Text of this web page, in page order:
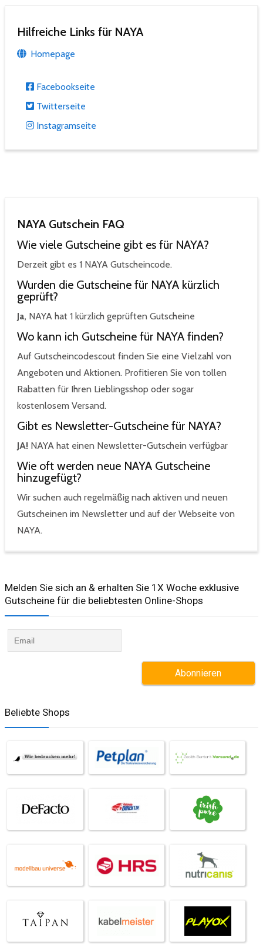
Hilfreiche Links für NAYA
Homepage
Facebookseite
Twitterseite
Instagramseite
NAYA Gutschein FAQ
Wie viele Gutscheine gibt es für NAYA?
Derzeit gibt es 1 NAYA Gutscheincode.
Wurden die Gutscheine für NAYA kürzlich
geprüft?
Ja, NAYA hat 1 kürzlich geprüften Gutscheine
Wo kann ich Gutscheine für NAYA finden?
Auf Gutscheincodescout finden Sie eine Vielzahl von
Angeboten und Aktionen. Profitieren Sie von tollen
Rabatten für Ihren Lieblingsshop oder sogar
kostenlosem Versand.
Gibt es Newsletter-Gutscheine für NAYA?
JA! NAYA hat einen Newsletter-Gutschein verfügbar
Wie oft werden neue NAYA Gutscheine
hinzugefügt?
Wir suchen auch regelmäßig nach aktiven und neuen
Gutscheinen im Newsletter und auf der Webseite von
NAYA.
Melden Sie sich an & erhalten Sie 1X Woche exklusive
Gutscheine für die beliebtesten Online-Shops​
Beliebte Shops